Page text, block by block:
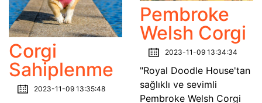
Corgi
Sahiplenme
2023-11-09 13:35:48
Pembroke
Welsh Corgi
2023-11-09 13:34:34
"Royal Doodle House'tan
sağlıklı ve sevimli
Pembroke Welsh Corgi